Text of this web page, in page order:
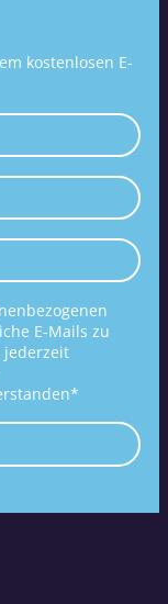
kostenlosen E-
E-Mails zu
jederzeit